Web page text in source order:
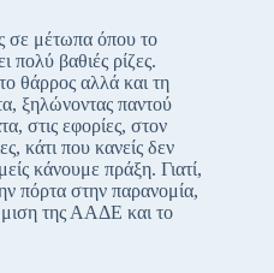
σε μέτωπα όπου το
πολύ βαθιές ρίζες.
θάρρος αλλά και τη
ξηλώνοντας παντού
στις εφορίες, στον
κάτι που κανείς δεν
κάνουμε πράξη. Γιατί,
πόρτα στην παρανομία,
της ΑΑΔΕ και το